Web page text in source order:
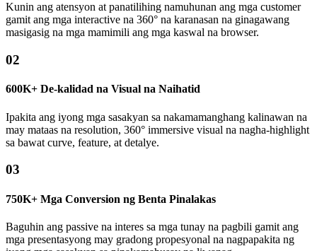
Kunin ang atensyon at panatilihing namuhunan ang mga customer
gamit ang mga interactive na 360° na karanasan na ginagawang
masigasig na mga mamimili ang mga kaswal na browser.
02
600K+ De-kalidad na Visual na Naihatid
Ipakita ang iyong mga sasakyan sa nakamamanghang kalinawan na
may mataas na resolution, 360° immersive visual na nagha-highlight
sa bawat curve, feature, at detalye.
03
750K+ Mga Conversion ng Benta Pinalakas
Baguhin ang passive na interes sa mga tunay na pagbili gamit ang
mga presentasyong may gradong propesyonal na nagpapakita ng